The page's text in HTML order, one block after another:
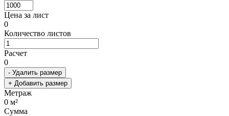
Цена за лист
0
Количество листов
Расчет
0
- Удалить размер
+ Добавить размер
Метраж
0 м²
Сумма